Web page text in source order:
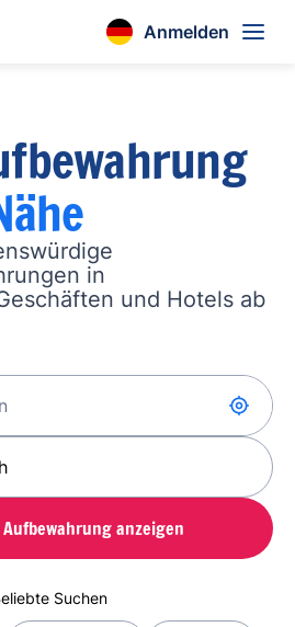
Anmelden
in
und Hotels ab
anzeigen
Suchen